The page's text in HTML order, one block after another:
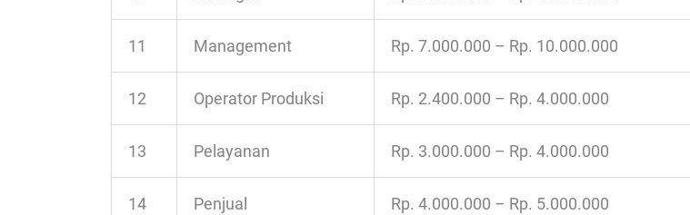
11 Management Rp. 7.000.000 – Rp. 10.000.000
12 Operator Produksi Rp. 2.400.000 – Rp. 4.000.000
13 Pelayanan Rp. 3.000.000 – Rp. 4.000.000
14 Penjual Rp. 4.000.000 – Rp. 5.000.000